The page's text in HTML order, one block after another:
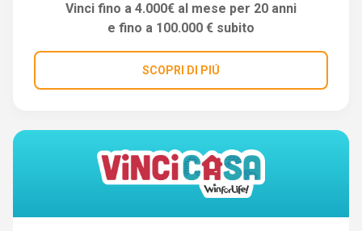
Vinci fino a 4.000€ al mese per 20 anni
e fino a 100.000 € subito
SCOPRI DI PIÚ